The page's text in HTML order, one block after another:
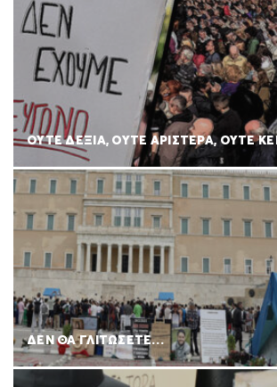
ΟΥΤΕ ΔΕΞΙΑ, ΟΥΤΕ ΑΡΙΣΤΕΡΑ, ΟΥΤΕ
ΔΕΝ ΘΑ ΓΛΙΤΩΣΕΤΕ…